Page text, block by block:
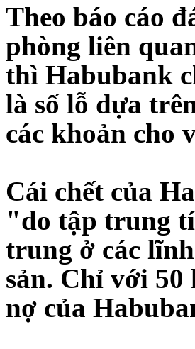
Theo báo cáo
phòng liên
thì Habubank
là số lỗ dựa
các khoản cho
Cái chết của
"do tập trung
trung ở các
sản. Chỉ với
nợ của